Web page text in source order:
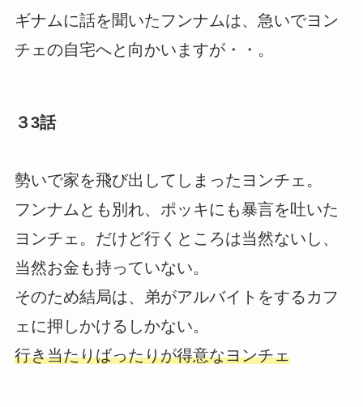
ギナムに話を聞いたフンナムは、急いでヨン
チェの自宅へと向かいますが・・。
３3話
勢いで家を飛び出してしまったヨンチェ。
フンナムとも別れ、ポッキにも暴言を吐いた
ヨンチェ。だけど行くところは当然ないし、
当然お金も持っていない。
そのため結局は、弟がアルバイトをするカフ
ェに押しかけるしかない。
行き当たりばったりが得意なヨンチェ